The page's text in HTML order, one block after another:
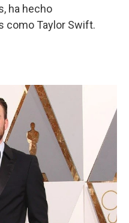
ha hecho
como Taylor Swift.